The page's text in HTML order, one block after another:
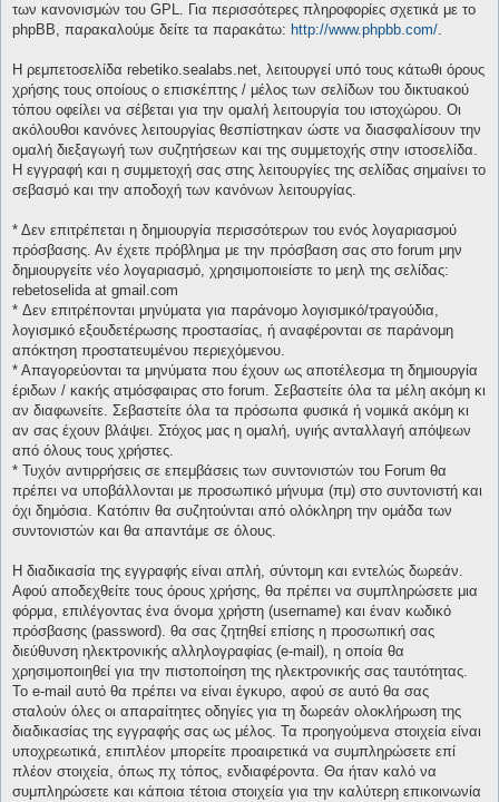
των κανονισμών του GPL. Για περισσότερες πληροφορίες σχετικά με το
phpBB, παρακαλούμε δείτε τα παρακάτω: http://www.phpbb.com/.
Η ρεμπετοσελίδα rebetiko.sealabs.net, λειτουργεί υπό τους κάτωθι όρους
χρήσης τους οποίους ο επισκέπτης / μέλος των σελίδων του δικτυακού
τόπου οφείλει να σέβεται για την ομαλή λειτουργία του ιστοχώρου. Οι
ακόλουθοι κανόνες λειτουργίας θεσπίστηκαν ώστε να διασφαλίσουν την
ομαλή διεξαγωγή των συζητήσεων και της συμμετοχής στην ιστοσελίδα.
Η εγγραφή και η συμμετοχή σας στης λειτουργίες της σελίδας σημαίνει το
σεβασμό και την αποδοχή των κανόνων λειτουργίας.
* Δεν επιτρέπεται η δημιουργία περισσότερων του ενός λογαριασμού
πρόσβασης. Αν έχετε πρόβλημα με την πρόσβαση σας στο forum μην
δημιουργείτε νέο λογαριασμό, χρησιμοποιείστε το μεηλ της σελίδας:
rebetoselida at gmail.com
* Δεν επιτρέπονται μηνύματα για παράνομο λογισμικό/τραγούδια,
λογισμικό εξουδετέρωσης προστασίας, ή αναφέρονται σε παράνομη
απόκτηση προστατευμένου περιεχόμενου.
* Απαγορεύονται τα μηνύματα που έχουν ως αποτέλεσμα τη δημιουργία
έριδων / κακής ατμόσφαιρας στο forum. Σεβαστείτε όλα τα μέλη ακόμη κι
αν διαφωνείτε. Σεβαστείτε όλα τα πρόσωπα φυσικά ή νομικά ακόμη κι
αν σας έχουν βλάψει. Στόχος μας η ομαλή, υγιής ανταλλαγή απόψεων
από όλους τους χρήστες.
* Τυχόν αντιρρήσεις σε επεμβάσεις των συντονιστών του Forum θα
πρέπει να υποβάλλονται με προσωπικό μήνυμα (πμ) στο συντονιστή και
όχι δημόσια. Κατόπιν θα συζητούνται από ολόκληρη την ομάδα των
συντονιστών και θα απαντάμε σε όλους.
Η διαδικασία της εγγραφής είναι απλή, σύντομη και εντελώς δωρεάν.
Αφού αποδεχθείτε τους όρους χρήσης, θα πρέπει να συμπληρώσετε μια
φόρμα, επιλέγοντας ένα όνομα χρήστη (username) και έναν κωδικό
πρόσβασης (password). θα σας ζητηθεί επίσης η προσωπική σας
διεύθυνση ηλεκτρονικής αλληλογραφίας (e-mail), η οποία θα
χρησιμοποιηθεί για την πιστοποίηση της ηλεκτρονικής σας ταυτότητας.
Το e-mail αυτό θα πρέπει να είναι έγκυρο, αφού σε αυτό θα σας
σταλούν όλες οι απαραίτητες οδηγίες για τη δωρεάν ολοκλήρωση της
διαδικασίας της εγγραφής σας ως μέλος. Τα προηγούμενα στοιχεία είναι
υποχρεωτικά, επιπλέον μπορείτε προαιρετικά να συμπληρώσετε επί
πλέον στοιχεία, όπως πχ τόπος, ενδιαφέροντα. Θα ήταν καλό να
συμπληρώσετε και κάποια τέτοια στοιχεία για την καλύτερη επικοινωνία